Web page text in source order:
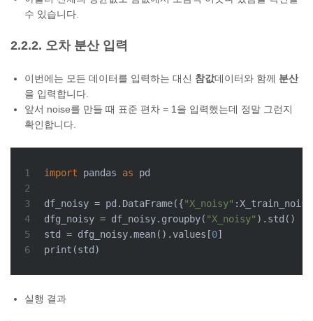
수 있습니다.
2.2.2. 오차 분산 입력
이번에는 모든 데이터를 입력하는 대신 참값데이터와 함께 분산
을 입력합니다.
앞서 noise를 만들 때 표준 편차 = 1을 입력했는데 정말 그런지
확인합니다.
1
2
3
4
5
6
import pandas as pd
df_noisy = pd.DataFrame({"X_noisy"
dfg_noisy = df_noisy.groupby( "X_noisy" ).std()
std = dfg_noisy.mean().values[0]
print (std)
실행 결과